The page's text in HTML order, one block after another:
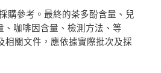
購參考。最終的茶多酚含量、兒
、咖啡因含量、檢測方法、等
相關文件，應依據實際批次及採